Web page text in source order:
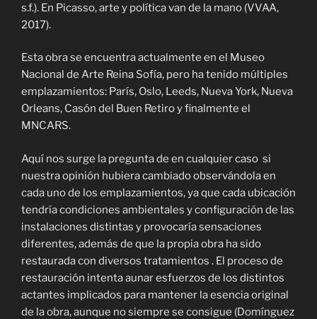
s.f.). En Picasso, arte y política van de la mano (VVAA,
2017).
Esta obra se encuentra actualmente en el Museo
Nacional de Arte Reina Sofía, pero ha tenido múltiples
emplazamientos: París, Oslo, Leeds, Nueva York, Nueva
Orleans, Casón del Buen Retiro y finalmente el
MNCARS.
Aquí nos surge la pregunta de en cualquier caso si
nuestra opinión hubiera cambiado observándola en
cada uno de los emplazamientos, ya que cada ubicación
tendría condiciones ambientales y configuración de las
instalaciones distintas y provocaría sensaciones
diferentes, además de que la propia obra ha sido
restaurada con diversos tratamientos . El proceso de
restauración intenta aunar esfuerzos de los distintos
actantes implicados para mantener la esencia original
de la obra, aunque no siempre se consigue (Domínguez